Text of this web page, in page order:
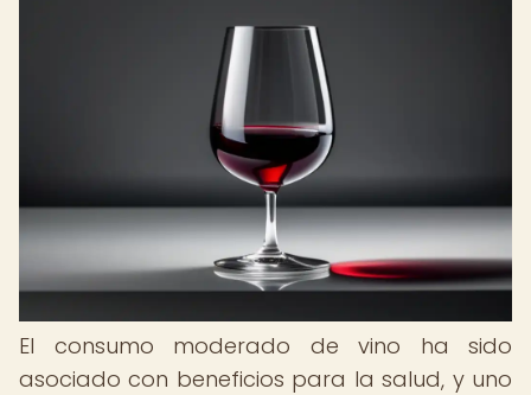
El consumo moderado de vino ha sido
asociado con beneficios para la salud, y uno